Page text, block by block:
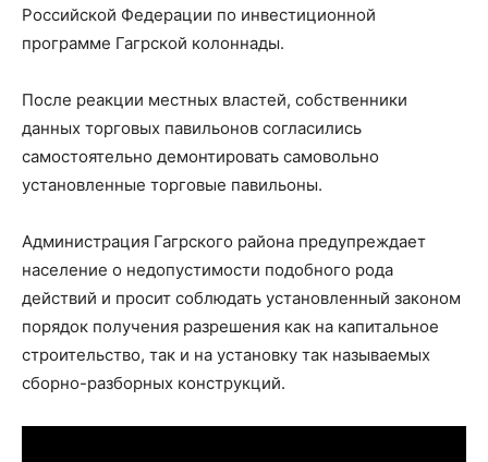
Российской Федерации по инвестиционной
программе Гагрской колоннады.
После реакции местных властей, собственники
данных торговых павильонов согласились
самостоятельно демонтировать самовольно
установленные торговые павильоны.
Администрация Гагрского района предупреждает
население о недопустимости подобного рода
действий и просит соблюдать установленный законом
порядок получения разрешения как на капитальное
строительство, так и на установку так называемых
сборно-разборных конструкций.